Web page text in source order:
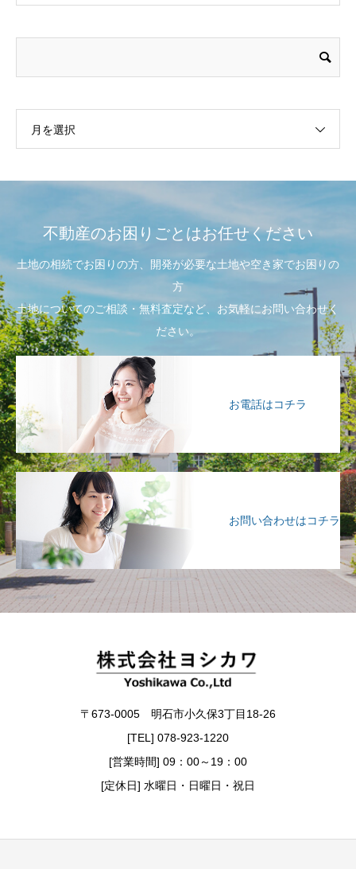
月を選択
不動産のお困りごとはお任せください
土地の相続でお困りの方、開発が必要な土地や空き家でお困りの
方
土地についてのご相談・無料査定など、お気軽にお問い合わせく
ださい。
お電話はコチラ
お問い合わせはコチラ
〒673-0005 明石市小久保3丁目18-26
[TEL] 078-923-1220
[営業時間] 09：00～19：00
[定休日] 水曜日・日曜日・祝日